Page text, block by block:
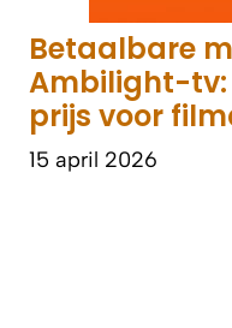
Betaalbare
Ambilight-tv:
prijs voor
15 april 2026